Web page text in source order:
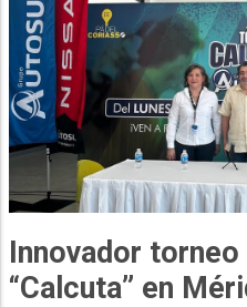
Innovador torneo
“Calcuta” en